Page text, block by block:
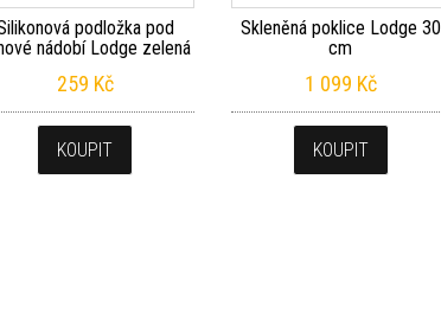
podložka pod
nádobí Lodge zelená
259 Kč
KOUPIT
Skleněná poklice Lodge 30
cm
1 099 Kč
KOUPIT